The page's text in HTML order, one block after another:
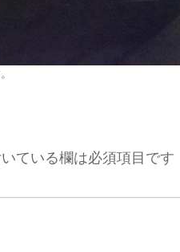
ている欄は必須項目です